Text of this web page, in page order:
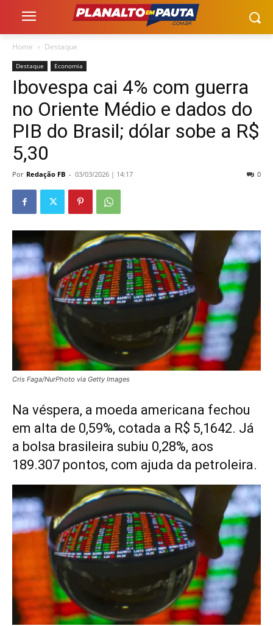
Home Destaque
Destaque Economia
Ibovespa cai 4% com guerra
no Oriente Médio e dados do
PIB do Brasil; dólar sobe a R$
5,30
Por Redação FB - 03/03/2026 | 14:17 0
Cris Faga/NurPhoto via Getty Images
Na véspera, a moeda americana fechou
em alta de 0,59%, cotada a R$ 5,1642. Já
a bolsa brasileira subiu 0,28%, aos
189.307 pontos, com ajuda da petroleira.